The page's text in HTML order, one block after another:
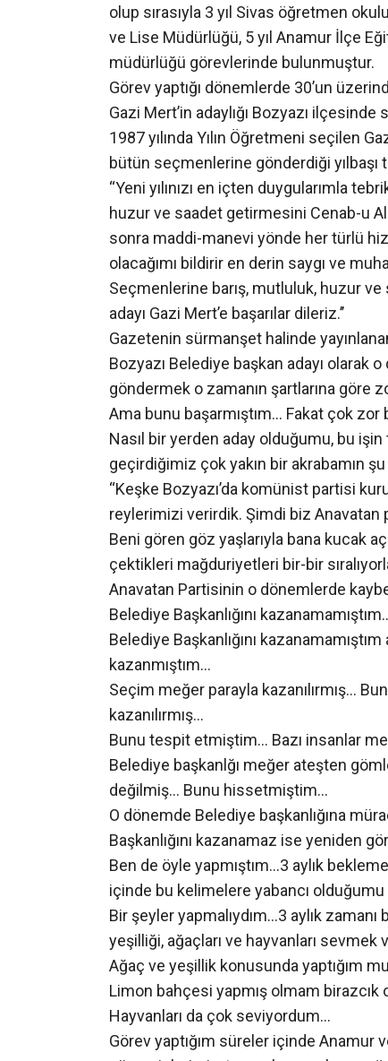
olup sırasıyla 3 yıl Sivas öğretmen
ve Lise Müdürlüğü, 5 yıl Anamur İlçe
müdürlüğü görevlerinde bulunmuştur.
Görev yaptığı dönemlerde 30’un
Gazi Mert’in adaylığı Bozyazı ilçesinde
1987 yılında Yılın Öğretmeni seçilen
bütün seçmenlerine gönderdiği
“Yeni yılınızı en içten duygularımla
huzur ve saadet getirmesini Cenab-u
sonra maddi-manevi yönde her türlü
olacağımı bildirir en derin saygı ve
Seçmenlerine barış, mutluluk, huzur
adayı Gazi Mert’e başarılar dileriz.’’
Gazetenin sürmanşet halinde
Bozyazı Belediye başkan adayı olarak
göndermek o zamanın şartlarına göre
Ama bunu başarmıştım… Fakat çok
Nasıl bir yerden aday olduğumu, bu
geçirdiğimiz çok yakın bir akrabamın
“Keşke Bozyazı’da komünist partisi
reylerimizi verirdik. Şimdi biz Anavatan
Beni gören göz yaşlarıyla bana kucak
çektikleri mağduriyetleri bir-bir
Anavatan Partisinin o dönemlerde
Belediye Başkanlığını
Belediye Başkanlığını
kazanmıştım…
Seçim meğer parayla kazanılırmış…
kazanılırmış…
Bunu tespit etmiştim… Bazı insanlar
Belediye başkanlğı meğer ateşten
değilmiş… Bunu hissetmiştim…
O dönemde Belediye başkanlığına
Başkanlığını kazanamaz ise yeniden
Ben de öyle yapmıştım…3 aylık
içinde bu kelimelere yabancı olduğumu
Bir şeyler yapmalıydım…3 aylık
yeşilliği, ağaçları ve hayvanları sevmek
Ağaç ve yeşillik konusunda yaptığım
Limon bahçesi yapmış olmam
Hayvanları da çok seviyordum…
Görev yaptığım süreler içinde Anamur